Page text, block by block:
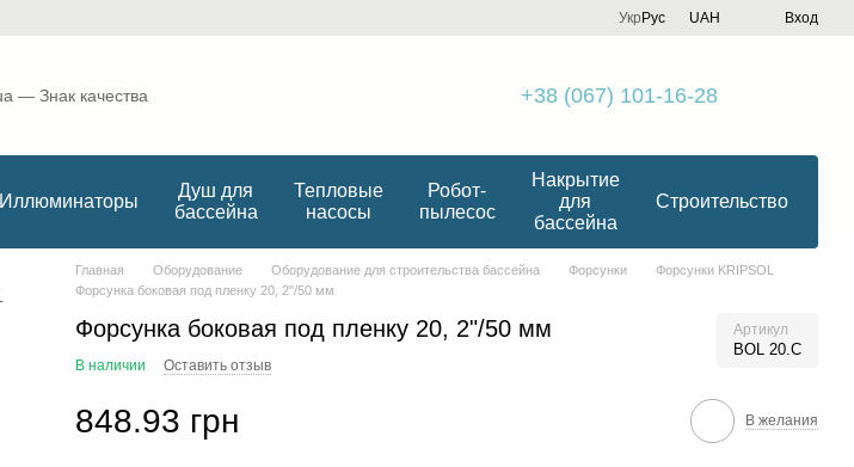
Укр Рус UAH Вход
+38 (067) 101-16-28
Иллюминаторы
Душ для
бассейна
Тепловые
насосы
Робот-
пылесос
Накрытие
для
бассейна
Строительство
Главная Оборудование Оборудование для строительства бассейна Форсунки
Форсунки KRIPSOL
Форсунка боковая под пленку 20, 2"/50 мм
Форсунка боковая под пленку 20, 2"/50 мм Артикул
BOL 20.C
В наличии Оставить отзыв
848.93 грн В желания